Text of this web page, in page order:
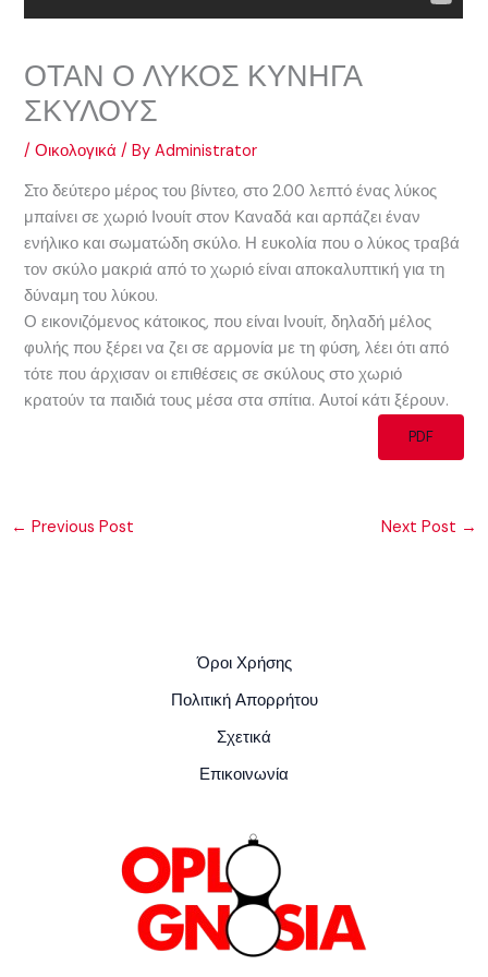
ΟΤΑΝ Ο ΛΥΚΟΣ ΚΥΝΗΓΑ
ΣΚΥΛΟΥΣ
/Οικολογικά / ByAdministrator
Στο δεύτερο μέρος του βίντεο, στο 2.00 λεπτό ένας λύκος
μπαίνει σε χωριό Ινουίτ στον Καναδά και αρπάζει έναν
ενήλικο και σωματώδη σκύλο. Η ευκολία που ο λύκος τραβά
τον σκύλο μακριά από το χωριό είναι αποκαλυπτική για τη
δύναμη του λύκου.
Ο εικονιζόμενος κάτοικος, που είναι Ινουίτ, δηλαδή μέλος
φυλής που ξέρει να ζει σε αρμονία με τη φύση, λέει ότι από
τότε που άρχισαν οι επιθέσεις σε σκύλους στο χωριό
κρατούν τα παιδιά τους μέσα στα σπίτια. Αυτοί κάτι ξέρουν.
PDF
← Previous Post Next Post →
Όροι Χρήσης
Πολιτική Απορρήτου
Σχετικά
Επικοινωνία